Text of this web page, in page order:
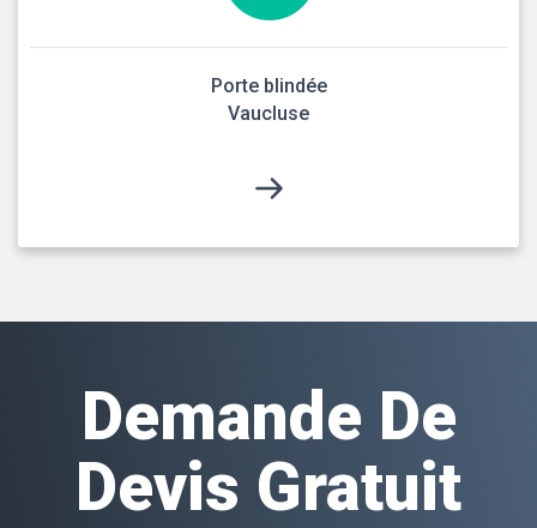
Porte blindée
Vaucluse
Demande De
Devis Gratuit